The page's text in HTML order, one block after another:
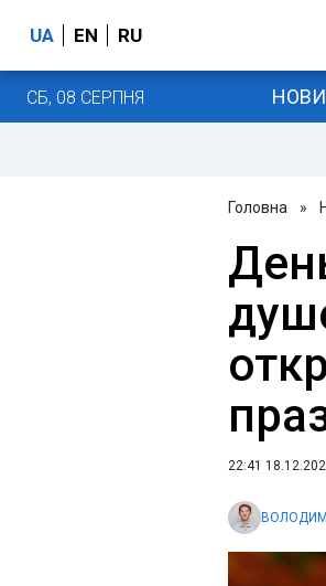
UA EN RU
СБ, 08 СЕРПНЯ
Головна »
22:41